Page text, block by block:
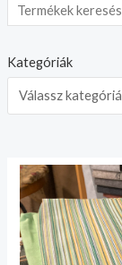
Kategóriák